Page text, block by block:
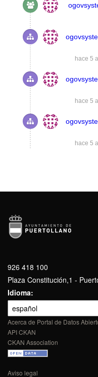
hace 5
hace 5
hace 5
926 418 100
Plaza Constitución,1 -
Idioma
Acerca de Portal de Datos
API CKAN
CKAN Association
Aviso legal